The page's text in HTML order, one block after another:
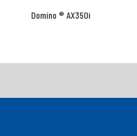
Domino ® AX350i